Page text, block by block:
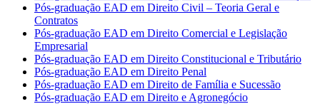
Pós-graduação EAD em Direito Civil – Teoria Geral e
Contratos
Pós-graduação EAD em Direito Comercial e Legislação
Empresarial
Pós-graduação EAD em Direito Constitucional e Tributário
Pós-graduação EAD em Direito Penal
Pós-graduação EAD em Direito de Família e Sucessão
Pós-graduação EAD em Direito e Agronegócio